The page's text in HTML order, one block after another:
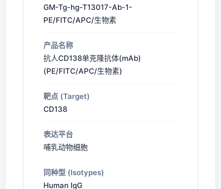
GM-Tg-hg-T13017-Ab-1-
PE/FITC/APC/生物素
产品名称
抗人CD138单克隆抗体(mAb)
(PE/FITC/APC/生物素)
靶点 (Target)
CD138
表达平台
哺乳动物细胞
同种型 (Isotypes)
Human IgG